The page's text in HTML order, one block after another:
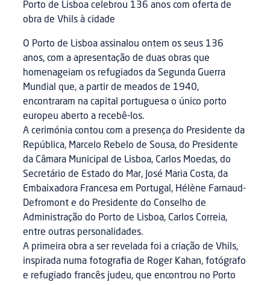
Porto de Lisboa celebrou 136 anos com oferta de
obra de Vhils à cidade
O Porto de Lisboa assinalou ontem os seus 136
anos, com a apresentação de duas obras que
homenageiam os refugiados da Segunda Guerra
Mundial que, a partir de meados de 1940,
encontraram na capital portuguesa o único porto
europeu aberto a recebê-los.
A cerimónia contou com a presença do Presidente da
República, Marcelo Rebelo de Sousa, do Presidente
da Câmara Municipal de Lisboa, Carlos Moedas, do
Secretário de Estado do Mar, José Maria Costa, da
Embaixadora Francesa em Portugal, Hélène Farnaud-
Defromont e do Presidente do Conselho de
Administração do Porto de Lisboa, Carlos Correia,
entre outras personalidades.
A primeira obra a ser revelada foi a criação de Vhils,
inspirada numa fotografia de Roger Kahan, fotógrafo
e refugiado francês judeu, que encontrou no Porto